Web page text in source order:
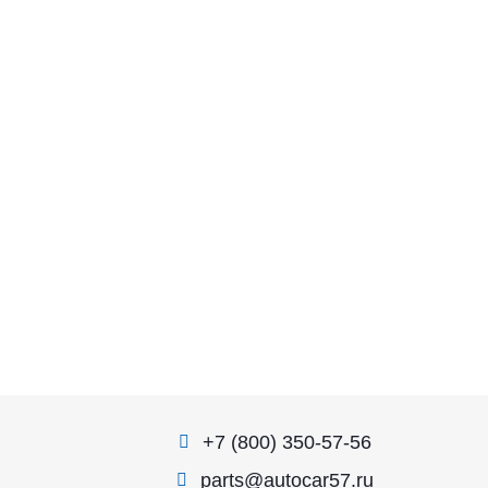
+7 (800) 350-57-56
parts@autocar57.ru